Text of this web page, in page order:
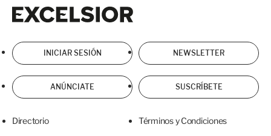
INICIAR SESIÓN NEWSLETTER
ANÚNCIATE SUSCRÍBETE
Directorio Términos y Condiciones